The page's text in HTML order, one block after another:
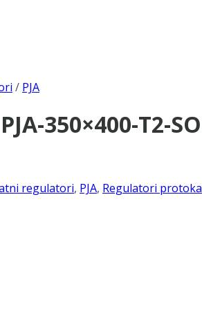
/ PJA
350×400-T2-SO
regulatori, PJA, Regulatori protoka